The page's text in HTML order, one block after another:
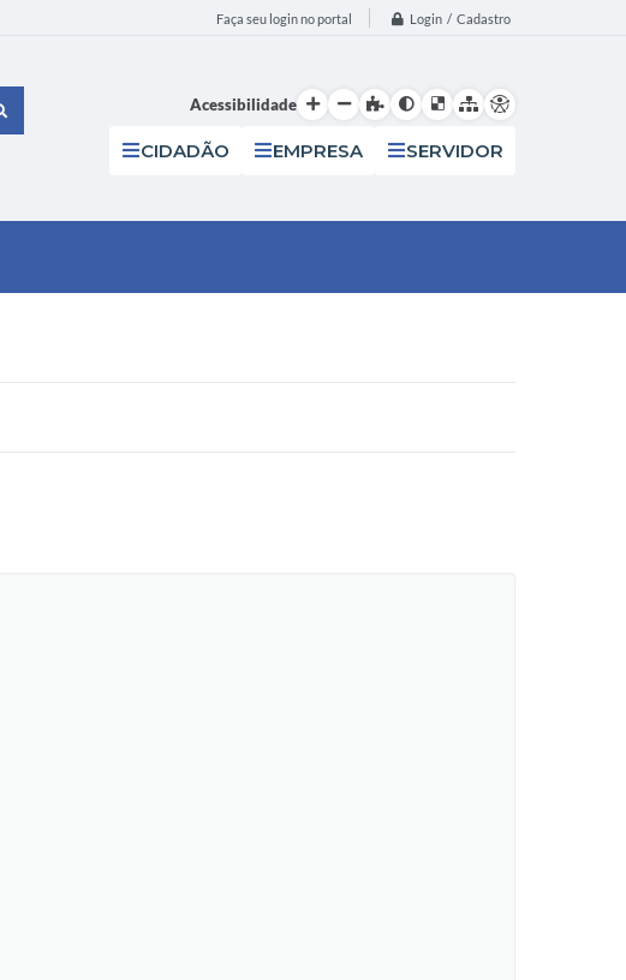
Faça seu login no portal Login / Cadastro
Acessibilidade
CIDADÃO EMPRESA SERVIDOR